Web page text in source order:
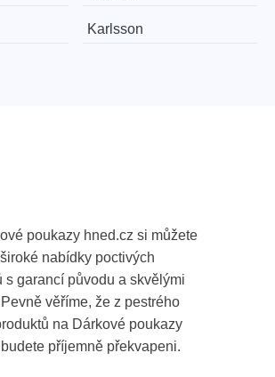
Karlsson
poukazy hned.cz si můžete
nabídky poctivých
s garancí původu a skvělými
věříme, že z pestrého
na Dárkové poukazy
příjemně překvapeni.